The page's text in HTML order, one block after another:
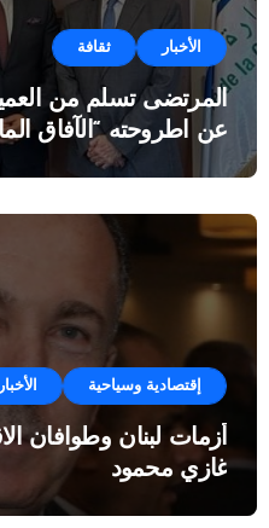
الأخبار ثقافة
المرتضى تسلم من
عن اطروحته “الآفاق
إقتصادية وسياحية الأخبار
أزمات لبنان وطوافان
غازي محمود